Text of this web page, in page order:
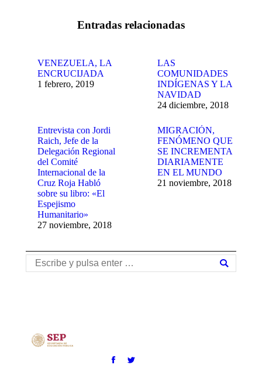
Entradas relacionadas
VENEZUELA, LA
ENCRUCIJADA
1 febrero, 2019
LAS
COMUNIDADES
INDÍGENAS Y LA
NAVIDAD
24 diciembre, 2018
Entrevista con Jordi
Raich, Jefe de la
Delegación Regional
del Comité
Internacional de la
Cruz Roja Habló
sobre su libro: «El
Espejismo
Humanitario»
27 noviembre, 2018
MIGRACIÓN,
FENÓMENO QUE
SE INCREMENTA
DIARIAMENTE
EN EL MUNDO
21 noviembre, 2018
Buscar: